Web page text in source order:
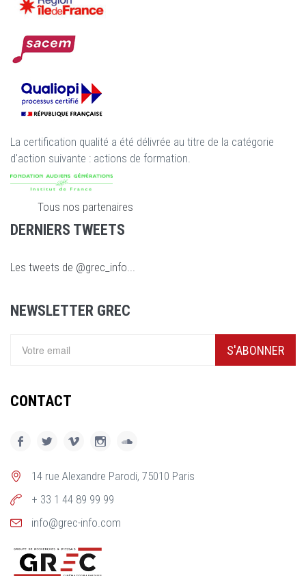
La certification qualité a été délivrée au titre de la catégorie
d'action suivante : actions de formation.
Tous nos partenaires
DERNIERS TWEETS
Les tweets de @grec_info...
NEWSLETTER GREC
S'ABONNER
CONTACT
14 rue Alexandre Parodi, 75010 Paris
+ 33 1 44 89 99 99
info@grec-info.com